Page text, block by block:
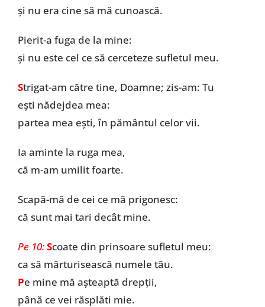
și nu era cine să mă cunoască.
Pierit-a fuga de la mine:
și nu este cel ce să cerceteze sufletul meu.
Strigat-am către tine, Doamne; zis-am: Tu
ești nădejdea mea:
partea mea ești, în pământul celor vii.
Ia aminte la ruga mea,
că m-am umilit foarte.
Scapă-mă de cei ce mă prigonesc:
că sunt mai tari decât mine.
Pe 10:Scoate din prinsoare sufletul meu:
ca să mărturisească numele tău.
Pe mine mă aşteaptă drepţii,
până ce vei răsplăti mie.